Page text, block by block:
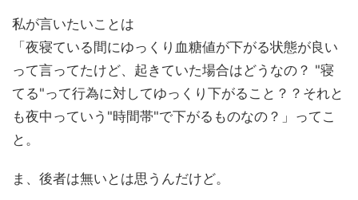
私が言いたいことは
「夜寝ている間にゆっくり血糖値が下がる状態が良い
って言ってたけど、起きていた場合はどうなの？ "寝
てる"って行為に対してゆっくり下がること？？それと
も夜中っていう"時間帯"で下がるものなの？」ってこ
と。
ま、後者は無いとは思うんだけど。